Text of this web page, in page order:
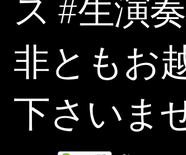
ス #生演
非ともお
下さいま